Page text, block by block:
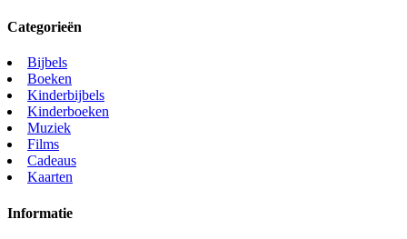
Categorieën
Bijbels
Boeken
Kinderbijbels
Kinderboeken
Muziek
Films
Cadeaus
Kaarten
Informatie